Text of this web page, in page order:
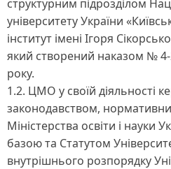
структурним підрозділом
університету України
інститут імені Ігоря
який створений наказом № 4-
року.
1.2. ЦМО у своїй діяльності
законодавством,
Міністерства освіти і науки
базою та Статутом
внутрішнього розпорядку